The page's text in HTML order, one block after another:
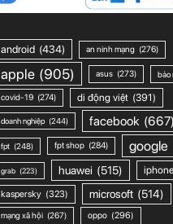
android (434) an ninh mạng (276)
apple (905) asus (273) bảo
covid-19 (274) di động việt (391)
doanh nghiệp (244) facebook (667)
fpt (248) fpt shop (284) google
grab (223) huawei (515) iphone
kaspersky (323) microsoft (514)
mạng xã hội (267) oppo (296)